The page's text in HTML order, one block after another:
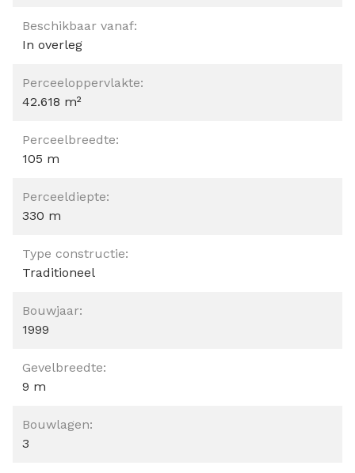
Beschikbaar vanaf:
In overleg
Perceeloppervlakte:
42.618 m²
Perceelbreedte:
105 m
Perceeldiepte:
330 m
Type constructie:
Traditioneel
Bouwjaar:
1999
Gevelbreedte:
9 m
Bouwlagen:
3